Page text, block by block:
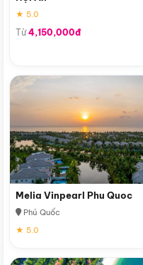
★ 5.0
Từ4,150,000đ
Melia Vinpearl Phu Quoc
Phú Quốc
★ 5.0